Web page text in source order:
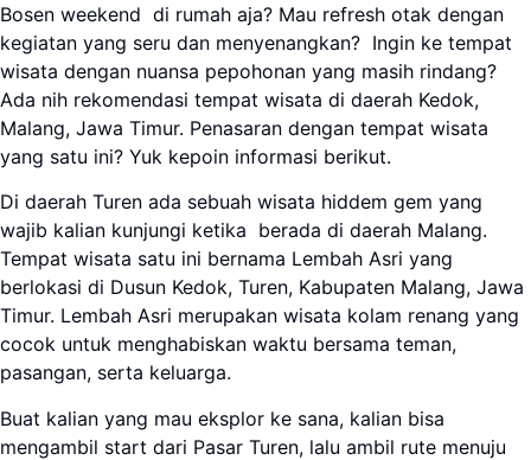
Bosen weekend di rumah aja? Mau refresh otak dengan
kegiatan yang seru dan menyenangkan? Ingin ke tempat
wisata dengan nuansa pepohonan yang masih rindang?
Ada nih rekomendasi tempat wisata di daerah Kedok,
Malang, Jawa Timur. Penasaran dengan tempat wisata
yang satu ini? Yuk kepoin informasi berikut.
Di daerah Turen ada sebuah wisata hiddem gem yang
wajib kalian kunjungi ketika berada di daerah Malang.
Tempat wisata satu ini bernama Lembah Asri yang
berlokasi di Dusun Kedok, Turen, Kabupaten Malang, Jawa
Timur. Lembah Asri merupakan wisata kolam renang yang
cocok untuk menghabiskan waktu bersama teman,
pasangan, serta keluarga.
Buat kalian yang mau eksplor ke sana, kalian bisa
mengambil start dari Pasar Turen, lalu ambil rute menuju